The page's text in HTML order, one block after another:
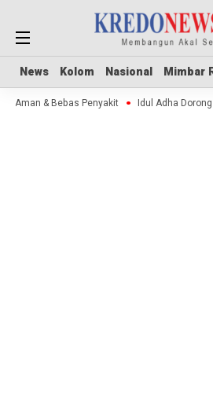
News Kolom Nasional Mimbar
News Kolom Nasional Mimbar
Aman & Bebas Penyakit Idul Adha Dorong